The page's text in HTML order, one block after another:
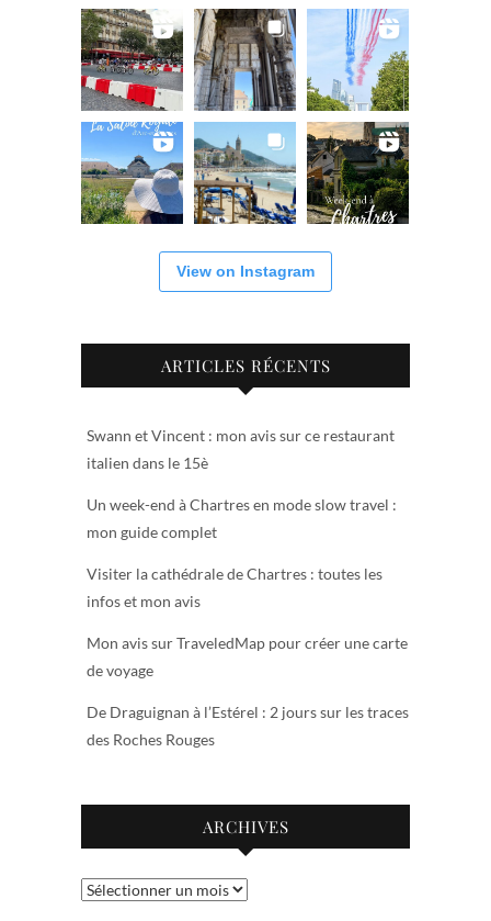
View on Instagram
ARTICLES RÉCENTS
Swann et Vincent : mon avis sur ce restaurant
italien dans le 15è
Un week-end à Chartres en mode slow travel :
mon guide complet
Visiter la cathédrale de Chartres : toutes les
infos et mon avis
Mon avis sur TraveledMap pour créer une carte
de voyage
De Draguignan à l’Estérel : 2 jours sur les traces
des Roches Rouges
ARCHIVES
Archives